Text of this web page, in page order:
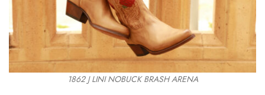
1862 J LINI NOBUCK BRASH ARENA